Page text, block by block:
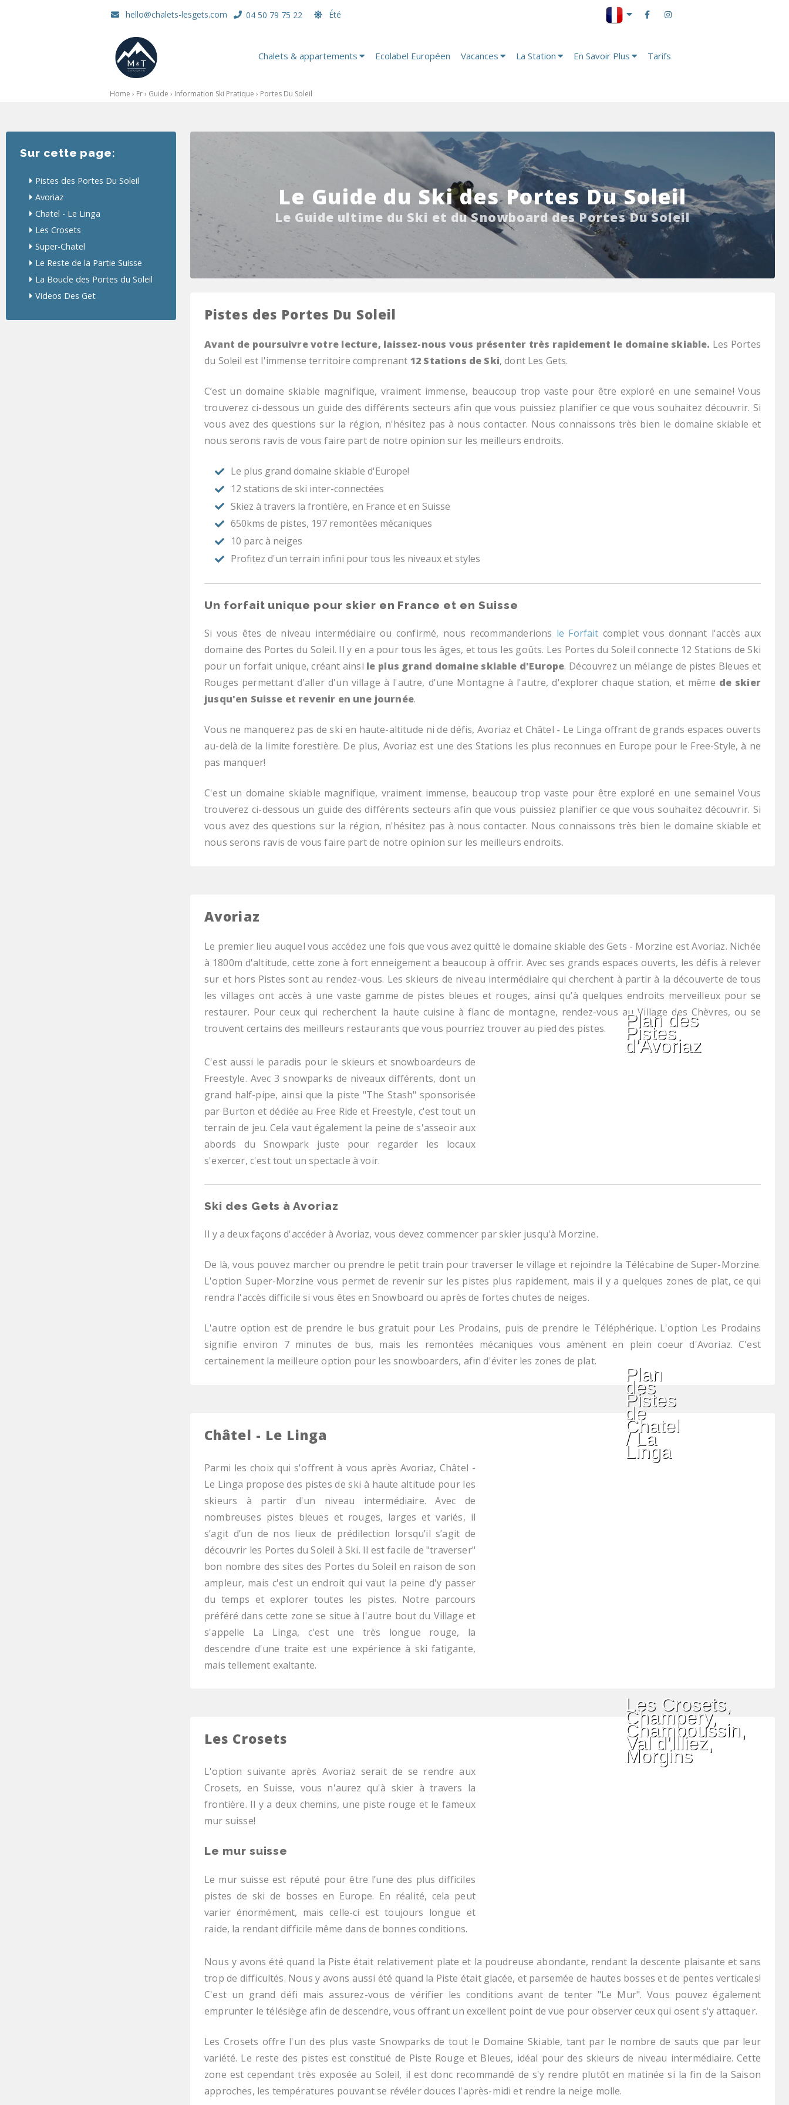
hello@chalets-lesgets.com 04 50 79 75 22 Été
Chalets & appartements Ecolabel Européen Vacances La Station En Savoir Plus Tarifs
Home › Fr› Guide › Information Ski Pratique › Portes Du Soleil
Le Guide du Ski des Portes Du Soleil
Le Guide ultime du Ski et du Snowboard des Portes Du Soleil
Sur cette page:
Pistes des Portes Du Soleil
Avoriaz
Chatel - Le Linga
Les Crosets
Super-Chatel
Le Reste de la Partie Suisse
La Boucle des Portes du Soleil
Videos Des Get
Pistes des Portes Du Soleil
Avant de poursuivre votre lecture, laissez-nous vous présenter très rapidement le domaine skiable. Les Portes
du Soleil est l'immense territoire comprenant 12 Stations de Ski, dont Les Gets.
C’est un domaine skiable magnifique, vraiment immense, beaucoup trop vaste pour être exploré en une semaine! Vous
trouverez ci-dessous un guide des différents secteurs afin que vous puissiez planifier ce que vous souhaitez découvrir. Si
vous avez des questions sur la région, n'hésitez pas à nous contacter. Nous connaissons très bien le domaine skiable et
nous serons ravis de vous faire part de notre opinion sur les meilleurs endroits.
Le plus grand domaine skiable d'Europe!
12 stations de ski inter-connectées
Skiez à travers la frontière, en France et en Suisse
650kms de pistes, 197 remontées mécaniques
10 parc à neiges
Profitez d'un terrain infini pour tous les niveaux et styles
Un forfait unique pour skier en France et en Suisse
Si vous êtes de niveau intermédiaire ou confirmé, nous recommanderions le Forfait complet vous donnant l'accès aux
domaine des Portes du Soleil. Il y en a pour tous les âges, et tous les goûts. Les Portes du Soleil connecte 12 Stations de Ski
pour un forfait unique, créant ainsi le plus grand domaine skiable d'Europe. Découvrez un mélange de pistes Bleues et
Rouges permettant d'aller d'un village à l'autre, d'une Montagne à l'autre, d'explorer chaque station, et même de skier
jusqu'en Suisse et revenir en une journée.
Vous ne manquerez pas de ski en haute-altitude ni de défis, Avoriaz et Châtel - Le Linga offrant de grands espaces ouverts
au-delà de la limite forestière. De plus, Avoriaz est une des Stations les plus reconnues en Europe pour le Free-Style, à ne
pas manquer!
C'est un domaine skiable magnifique, vraiment immense, beaucoup trop vaste pour être exploré en une semaine! Vous
trouverez ci-dessous un guide des différents secteurs afin que vous puissiez planifier ce que vous souhaitez découvrir. Si
vous avez des questions sur la région, n'hésitez pas à nous contacter. Nous connaissons très bien le domaine skiable et
nous serons ravis de vous faire part de notre opinion sur les meilleurs endroits.
Avoriaz
Le premier lieu auquel vous accédez une fois que vous avez quitté le domaine skiable des Gets - Morzine est Avoriaz. Nichée
à 1800m d'altitude, cette zone à fort enneigement a beaucoup à offrir. Avec ses grands espaces ouverts, les défis à relever
sur et hors Pistes sont au rendez-vous. Les skieurs de niveau intermédiaire qui cherchent à partir à la découverte de tous
les villages ont accès à une vaste gamme de pistes bleues et rouges, ainsi qu’à quelques endroits merveilleux pour se
restaurer. Pour ceux qui recherchent la haute cuisine à flanc de montagne, rendez-vous au Village des Chèvres, ou se
trouvent certains des meilleurs restaurants que vous pourriez trouver au pied des pistes.
C'est aussi le paradis pour le skieurs et snowboardeurs de
Freestyle. Avec 3 snowparks de niveaux différents, dont un
grand half-pipe, ainsi que la piste "The Stash" sponsorisée
par Burton et dédiée au Free Ride et Freestyle, c'est tout un
terrain de jeu. Cela vaut également la peine de s'asseoir aux
abords du Snowpark juste pour regarder les locaux
s'exercer, c'est tout un spectacle à voir.
Plan des
Pistes
d'Avoriaz
Ski des Gets à Avoriaz
Il y a deux façons d'accéder à Avoriaz, vous devez commencer par skier jusqu'à Morzine.
De là, vous pouvez marcher ou prendre le petit train pour traverser le village et rejoindre la Télécabine de Super-Morzine.
L'option Super-Morzine vous permet de revenir sur les pistes plus rapidement, mais il y a quelques zones de plat, ce qui
rendra l'accès difficile si vous êtes en Snowboard ou après de fortes chutes de neiges.
L'autre option est de prendre le bus gratuit pour Les Prodains, puis de prendre le Téléphérique. L'option Les Prodains
signifie environ 7 minutes de bus, mais les remontées mécaniques vous amènent en plein coeur d'Avoriaz. C'est
certainement la meilleure option pour les snowboarders, afin d'éviter les zones de plat.
Châtel - Le Linga
Parmi les choix qui s'offrent à vous après Avoriaz, Châtel -
Le Linga propose des pistes de ski à haute altitude pour les
skieurs à partir d'un niveau intermédiaire. Avec de
nombreuses pistes bleues et rouges, larges et variés, il
s’agit d’un de nos lieux de prédilection lorsqu’il s’agit de
découvrir les Portes du Soleil à Ski. Il est facile de "traverser"
bon nombre des sites des Portes du Soleil en raison de son
ampleur, mais c'est un endroit qui vaut la peine d'y passer
du temps et explorer toutes les pistes. Notre parcours
préféré dans cette zone se situe à l'autre bout du Village et
s'appelle La Linga, c'est une très longue rouge, la
descendre d'une traite est une expérience à ski fatigante,
mais tellement exaltante.
Plan
des
Pistes
de
Chatel
/ La
Linga
Les Crosets
L'option suivante après Avoriaz serait de se rendre aux
Crosets, en Suisse, vous n'aurez qu'à skier à travers la
frontière. Il y a deux chemins, une piste rouge et le fameux
mur suisse!
Le mur suisse
Le mur suisse est réputé pour être l’une des plus difficiles
pistes de ski de bosses en Europe. En réalité, cela peut
varier énormément, mais celle-ci est toujours longue et
raide, la rendant difficile même dans de bonnes conditions.
Les Crosets,
Champery,
Champoussin,
Val d'Illiez,
Morgins
Nous y avons été quand la Piste était relativement plate et la poudreuse abondante, rendant la descente plaisante et sans
trop de difficultés. Nous y avons aussi été quand la Piste était glacée, et parsemée de hautes bosses et de pentes verticales!
C'est un grand défi mais assurez-vous de vérifier les conditions avant de tenter "Le Mur". Vous pouvez également
emprunter le télésiège afin de descendre, vous offrant un excellent point de vue pour observer ceux qui osent s'y attaquer.
Les Crosets offre l'un des plus vaste Snowparks de tout le Domaine Skiable, tant par le nombre de sauts que par leur
variété. Le reste des pistes est constitué de Piste Rouge et Bleues, idéal pour des skieurs de niveau intermédiaire. Cette
zone est cependant très exposée au Soleil, il est donc recommandé de s'y rendre plutôt en matinée si la fin de la Saison
approches, les températures pouvant se révéler douces l'après-midi et rendre la neige molle.